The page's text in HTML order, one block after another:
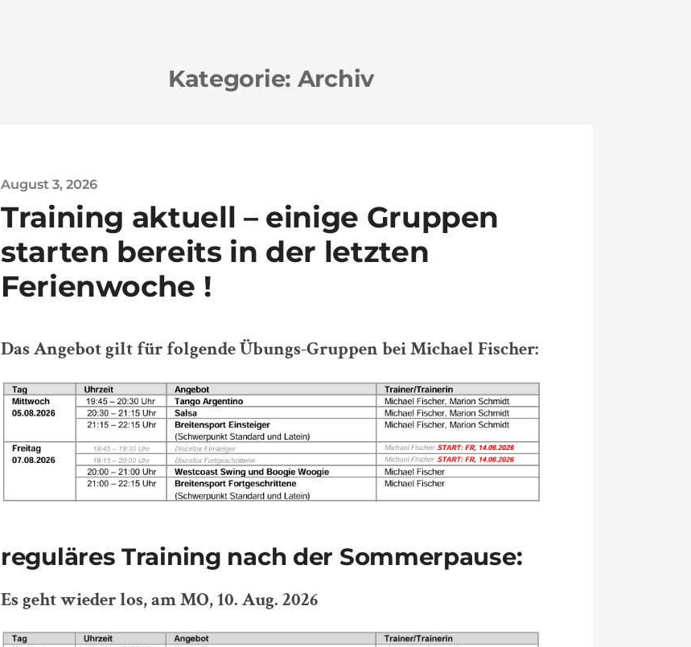
Kategorie: Archiv
August 3, 2026
Training aktuell – einige Gruppen
starten bereits in der letzten
Ferienwoche !
Das Angebot gilt für folgende Übungs-Gruppen bei Michael Fischer:
reguläres Training nach der Sommerpause:
Es geht wieder los, am MO, 10. Aug. 2026